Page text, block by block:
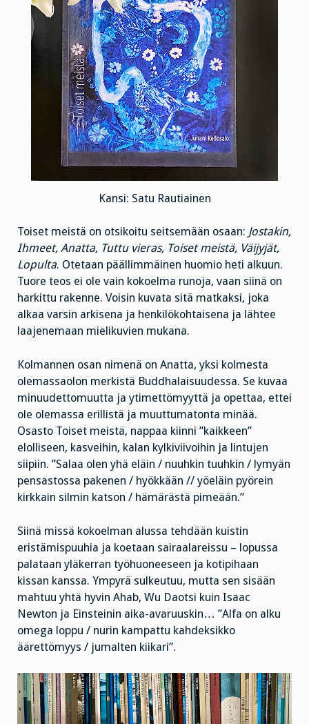
Kansi: Satu Rautiainen
Toiset meistä on otsikoitu seitsemään osaan: Jostakin,
Ihmeet, Anatta, Tuttu vieras, Toiset meistä, Väijyjät,
Lopulta. Otetaan päällimmäinen huomio heti alkuun.
Tuore teos ei ole vain kokoelma runoja, vaan siinä on
harkittu rakenne. Voisin kuvata sitä matkaksi, joka
alkaa varsin arkisena ja henkilökohtaisena ja lähtee
laajenemaan mielikuvien mukana.
Kolmannen osan nimenä on Anatta, yksi kolmesta
olemassaolon merkistä Buddhalaisuudessa. Se kuvaa
minuudettomuutta ja ytimettömyyttä ja opettaa, ettei
ole olemassa erillistä ja muuttumatonta minää.
Osasto Toiset meistä, nappaa kiinni ”kaikkeen”
elolliseen, kasveihin, kalan kylkiviivoihin ja lintujen
siipiin. ”Salaa olen yhä eläin / nuuhkin tuuhkin / lymyän
pensastossa pakenen / hyökkään // yöeläin pyörein
kirkkain silmin katson / hämärästä pimeään.”
Siinä missä kokoelman alussa tehdään kuistin
eristämispuuhia ja koetaan sairaalareissu – lopussa
palataan yläkerran työhuoneeseen ja kotipihaan
kissan kanssa. Ympyrä sulkeutuu, mutta sen sisään
mahtuu yhtä hyvin Ahab, Wu Daotsi kuin Isaac
Newton ja Einsteinin aika-avaruuskin… ”Alfa on alku
omega loppu / nurin kampattu kahdeksikko
äärettömyys / jumalten kiikari”.